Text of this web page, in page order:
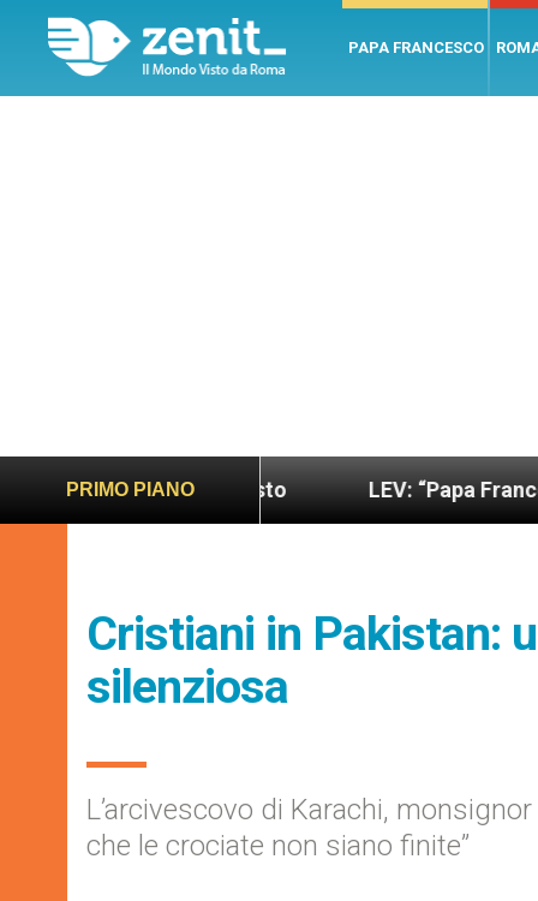
PAPA FRANCESCO
PRIMO PIANO
sano e giusto LEV: “Papa Francesco. Un
Cristiani in Pakistan:
silenziosa
L’arcivescovo di Karachi,
che le crociate non siano finite”